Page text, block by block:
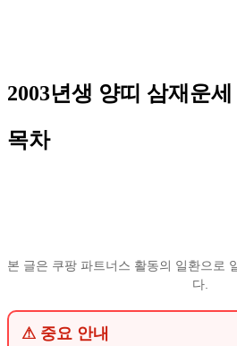
2003년생 양띠 삼재운세
목차
본 글은 쿠팡 파트너스 활동의 일환으로
다.
⚠ 중요 안내